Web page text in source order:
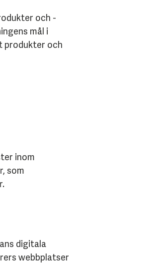
och -
mål i
produkter och
inom
som
digitala
webbplatser